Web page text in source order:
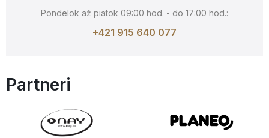
Pondelok až piatok 09:00 hod. - do 17:00 hod.:
+421 915 640 077
Partneri